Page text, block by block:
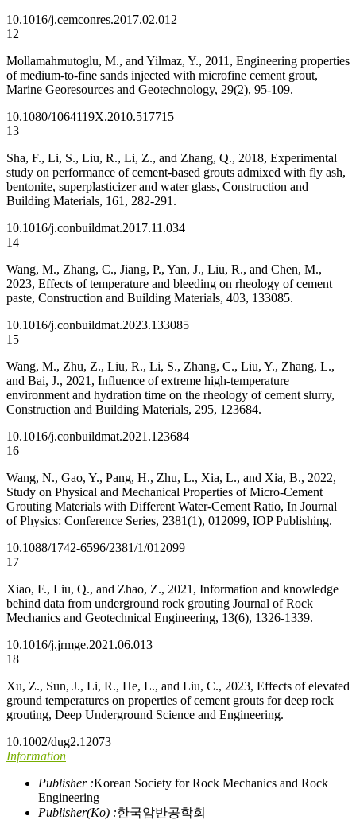
10.1016/j.cemconres.2017.02.012
12
Mollamahmutoglu, M., and Yilmaz, Y., 2011, Engineering properties
of medium-to-fine sands injected with microfine cement grout,
Marine Georesources and Geotechnology, 29(2), 95-109.
10.1080/1064119X.2010.517715
13
Sha, F., Li, S., Liu, R., Li, Z., and Zhang, Q., 2018, Experimental
study on performance of cement-based grouts admixed with fly ash,
bentonite, superplasticizer and water glass, Construction and
Building Materials, 161, 282-291.
10.1016/j.conbuildmat.2017.11.034
14
Wang, M., Zhang, C., Jiang, P., Yan, J., Liu, R., and Chen, M.,
2023, Effects of temperature and bleeding on rheology of cement
paste, Construction and Building Materials, 403, 133085.
10.1016/j.conbuildmat.2023.133085
15
Wang, M., Zhu, Z., Liu, R., Li, S., Zhang, C., Liu, Y., Zhang, L.,
and Bai, J., 2021, Influence of extreme high-temperature
environment and hydration time on the rheology of cement slurry,
Construction and Building Materials, 295, 123684.
10.1016/j.conbuildmat.2021.123684
16
Wang, N., Gao, Y., Pang, H., Zhu, L., Xia, L., and Xia, B., 2022,
Study on Physical and Mechanical Properties of Micro-Cement
Grouting Materials with Different Water-Cement Ratio, In Journal
of Physics: Conference Series, 2381(1), 012099, IOP Publishing.
10.1088/1742-6596/2381/1/012099
17
Xiao, F., Liu, Q., and Zhao, Z., 2021, Information and knowledge
behind data from underground rock grouting Journal of Rock
Mechanics and Geotechnical Engineering, 13(6), 1326-1339.
10.1016/j.jrmge.2021.06.013
18
Xu, Z., Sun, J., Li, R., He, L., and Liu, C., 2023, Effects of elevated
ground temperatures on properties of cement grouts for deep rock
grouting, Deep Underground Science and Engineering.
10.1002/dug2.12073
Information
Publisher :Korean Society for Rock Mechanics and Rock
Engineering
Publisher(Ko) :한국암반공학회